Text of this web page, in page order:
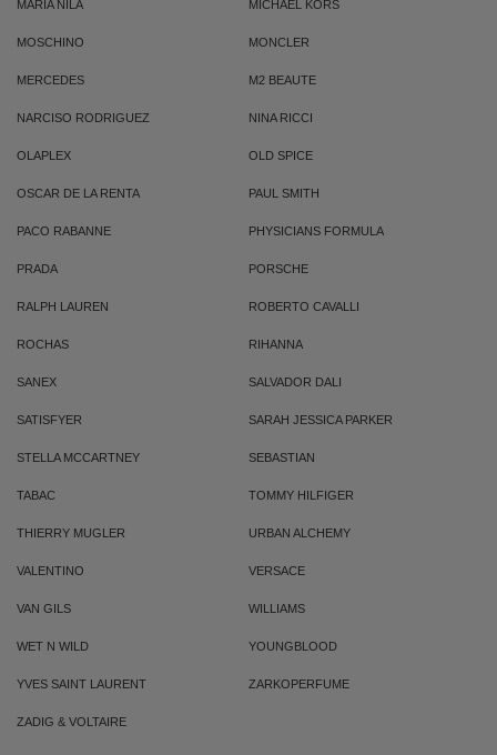
MARIA NILA MICHAEL KORS
MOSCHINO MONCLER
MERCEDES M2 BEAUTE
NARCISO RODRIGUEZ NINA RICCI
OLAPLEX OLD SPICE
OSCAR DE LA RENTA PAUL SMITH
PACO RABANNE PHYSICIANS FORMULA
PRADA PORSCHE
RALPH LAUREN ROBERTO CAVALLI
ROCHAS RIHANNA
SANEX SALVADOR DALI
SATISFYER SARAH JESSICA PARKER
STELLA MCCARTNEY SEBASTIAN
TABAC TOMMY HILFIGER
THIERRY MUGLER URBAN ALCHEMY
VALENTINO VERSACE
VAN GILS WILLIAMS
WET N WILD YOUNGBLOOD
YVES SAINT LAURENT ZARKOPERFUME
ZADIG & VOLTAIRE